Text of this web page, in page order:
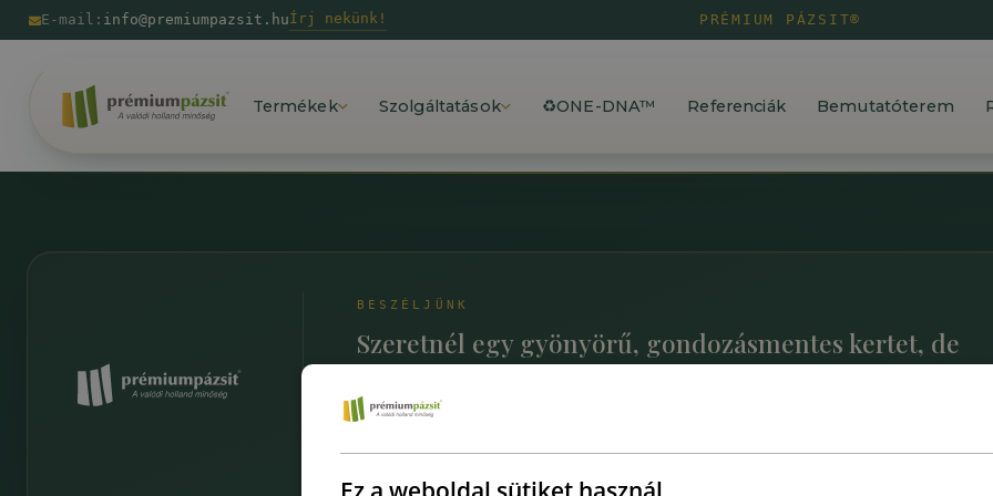
E-mail: info@premiumpazsit.huÍrj nekünk! PRÉMIUM PÁZSIT®
Termékek Szolgáltatások ♻️ONE-DNA™ Referenciák Bemutatóterem
BESZÉLJÜNK
Szeretnél egy gyönyörű, gondozásmentes kertet, de